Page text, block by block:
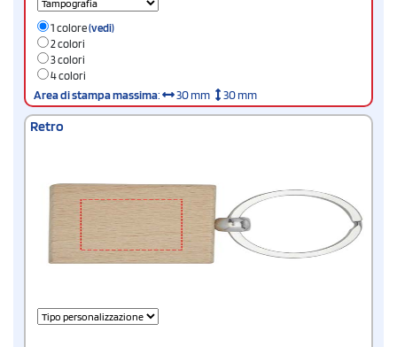
1 colore(vedi)
2 colori
3 colori
4 colori
Area di stampa massima: 30 mm 30 mm
Retro